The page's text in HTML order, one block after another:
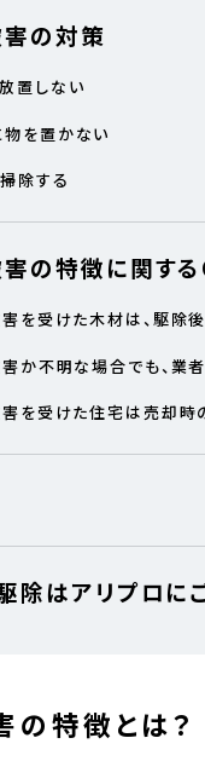
の対策
置しない
を置かない
除する
の特徴に関す
を受けた木材は、駆除
か不明な場合でも、業
を受けた住宅は売却時
除はアリプロに
の特徴とは？